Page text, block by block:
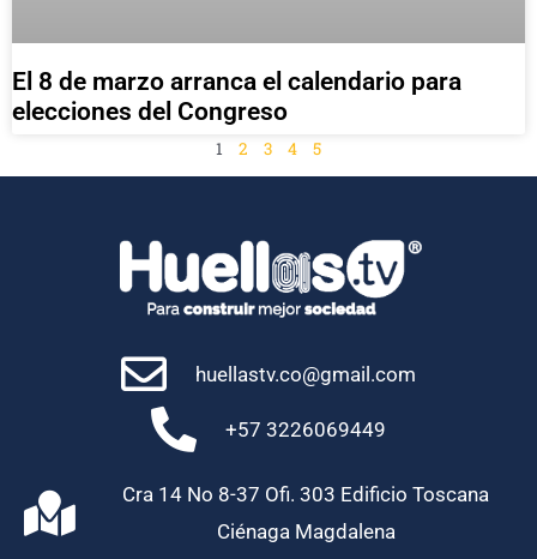
El 8 de marzo arranca el calendario para
elecciones del Congreso
1 2 3 4 5
huellastv.co@gmail.com
+57 3226069449
Cra 14 No 8-37 Ofi. 303 Edificio Toscana
Ciénaga Magdalena